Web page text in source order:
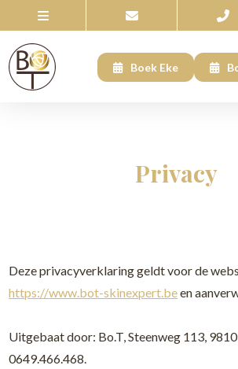
Boek Eke
Privacy
Deze privacyverklaring geldt voor de
https://www.bot-skinexpert.been
Uitgebaat door: Bo.T, Steenweg 113, 9810
0649.466.468.